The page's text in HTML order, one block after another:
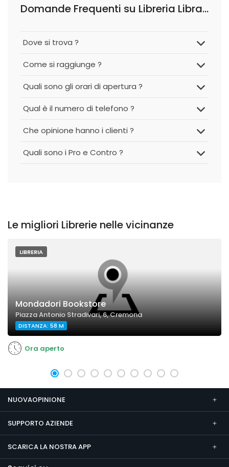
Domande Frequenti su Libreria Libraccio Cremona
Dove si trova ?
Come si raggiunge ?
Quali sono gli orari di apertura ?
Qual è il numero di telefono ?
Che opinione hanno i clienti ?
Quali sono i Pro e Contro ?
Le migliori Librerie nelle vicinanze
LIBRERIA
Mondadori Bookstore
Piazza Antonio Stradivari, 6, Cremona
DISTANZA: 58 M
Ora aperto
NUOVAOPINIONE
SUPPORTO AZIENDE
SCARICA LA NOSTRA APP